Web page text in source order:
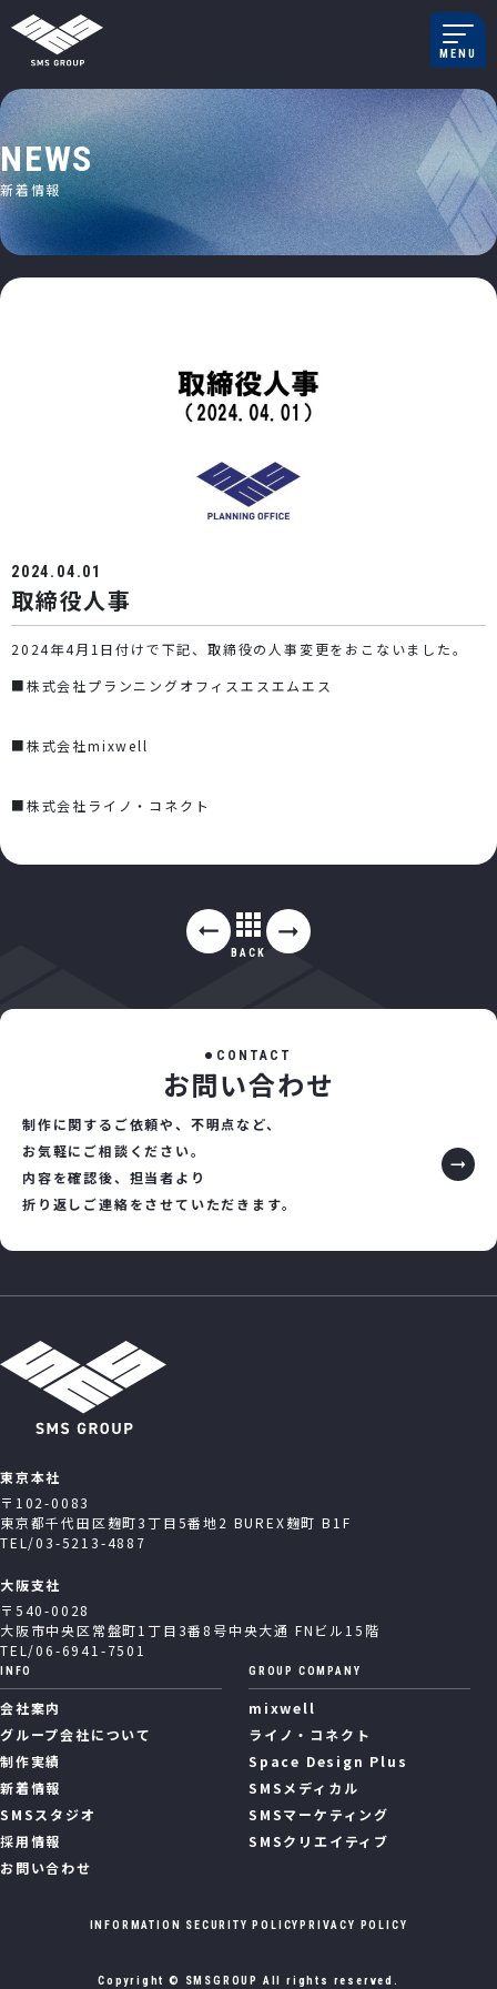
コンテンツへスキップ
メインナビゲーション MENU
NEWS
新着情報
2024.04.01
取締役人事
2024年4月1日付けで下記、取締役の人事変更をおこないました。
■株式会社プランニングオフィスエスエムエス
■株式会社mixwell
■株式会社ライノ・コネクト
BACK
C O N TA C T
お問い合わせ
制作に関するご依頼や、不明点など、
お気軽にご相談ください。
内容を確認後、担当者より
折り返しご連絡をさせていただきます。
東京本社
〒102-0083
東京都千代田区麹町3丁目5番地2 BUREX麹町 B1F
TEL/03-5213-4887
大阪支社
〒540-0028
大阪市中央区常盤町1丁目3番8号中央大通 FNビル15階
TEL/06-6941-7501
INFO
会社案内
グループ会社について
制作実績
新着情報
SMSスタジオ
採用情報
お問い合わせ
GROUP COMPANY
mixwell
ライノ・コネクト
Space Design Plus
SMSメディカル
SMSマーケティング
SMSクリエイティブ
Copyright © SMSGROUP All rights reserved.
INFORMATION SECURITY POLICY PRIVACY POLICY